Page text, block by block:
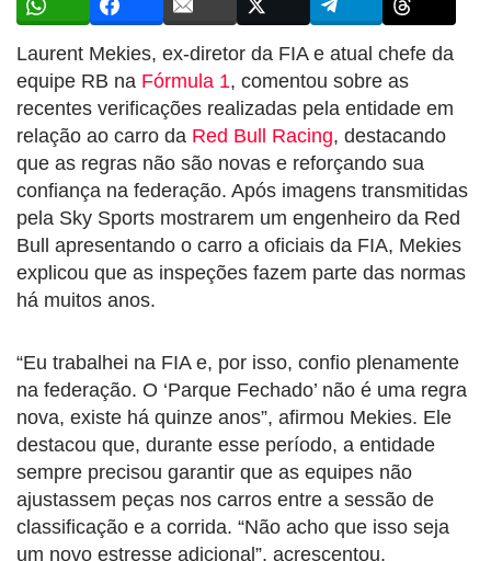
Laurent Mekies, ex-diretor da FIA e atual chefe da
equipe RB na Fórmula 1, comentou sobre as
recentes verificações realizadas pela entidade em
relação ao carro da Red Bull Racing, destacando
que as regras não são novas e reforçando sua
confiança na federação. Após imagens transmitidas
pela Sky Sports mostrarem um engenheiro da Red
Bull apresentando o carro a oficiais da FIA, Mekies
explicou que as inspeções fazem parte das normas
há muitos anos.
“Eu trabalhei na FIA e, por isso, confio plenamente
na federação. O ‘Parque Fechado’ não é uma regra
nova, existe há quinze anos”, afirmou Mekies. Ele
destacou que, durante esse período, a entidade
sempre precisou garantir que as equipes não
ajustassem peças nos carros entre a sessão de
classificação e a corrida. “Não acho que isso seja
um novo estresse adicional”, acrescentou.